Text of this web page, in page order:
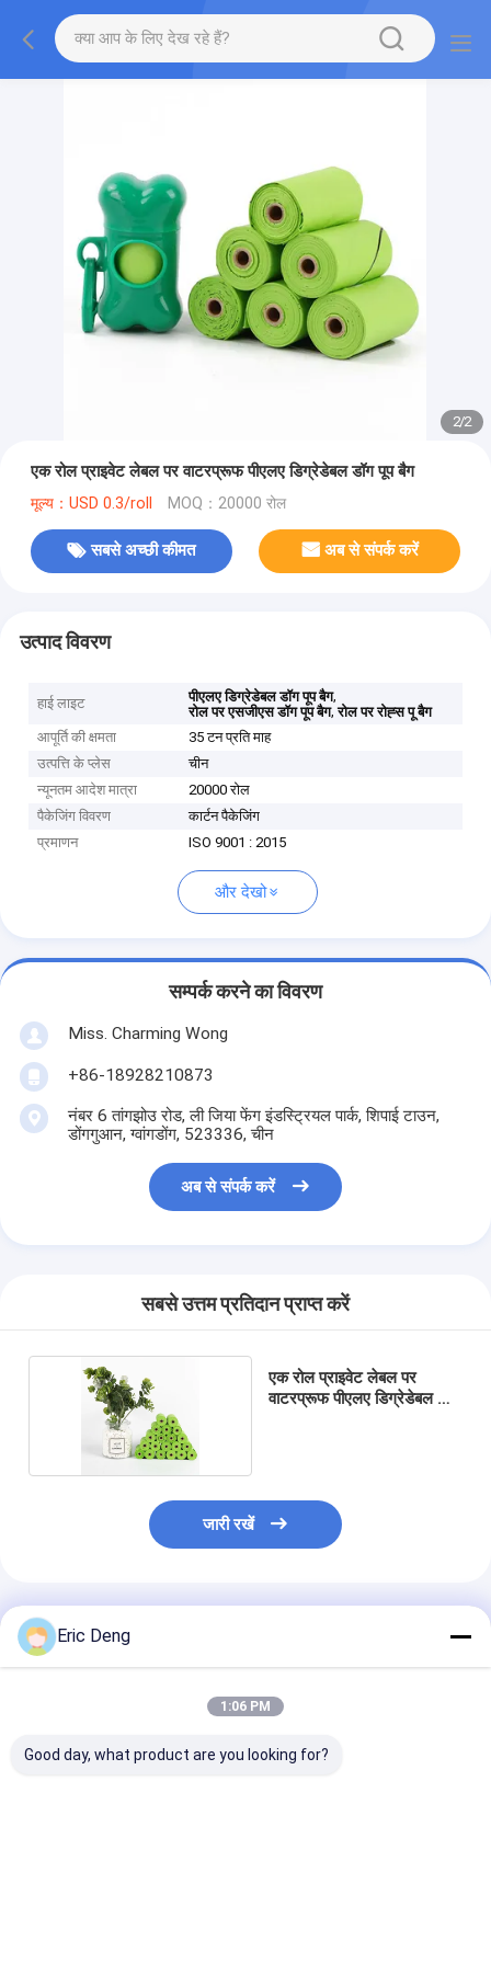
2/2
एक रोल प्राइवेट लेबल पर वाटरप्रूफ पीएलए डिग्रेडेबल डॉग पूप बैग
मूल्य：USD 0.3/roll MOQ：20000 रोल
सबसे अच्छी कीमत अब से संपर्क करें
उत्पाद विवरण
हाई लाइट पीएलए डिग्रेडेबल डॉग पूप बैग,
रोल पर एसजीएस डॉग पूप बैग,रोल पर रोह्स पू बैग
आपूर्ति की क्षमता
35 टन प्रति माह
उत्पत्ति के प्लेस
चीन
न्यूनतम आदेश मात्रा
20000 रोल
पैकेजिंग विवरण
कार्टन पैकेजिंग
प्रमाणन
ISO 9001 : 2015
और देखो
सम्पर्क करने का विवरण
Miss. Charming Wong
+86-18928210873
नंबर 6 तांगझोउ रोड, ली जिया फेंग इंडस्ट्रियल पार्क, शिपाई टाउन,
डोंगगुआन, ग्वांगडोंग, 523336, चीन
अब से संपर्क करें
सबसे उत्तम प्रतिदान प्राप्त करें
एक रोल प्राइवेट लेबल पर
वाटरप्रूफ पीएलए डिग्रेडेबल डॉग
जारी रखें
अनुशंसित उत्पाद
Eric Deng
1:06 PM
Good day, what product are you looking for?